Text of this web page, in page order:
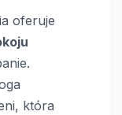
oferuje
która